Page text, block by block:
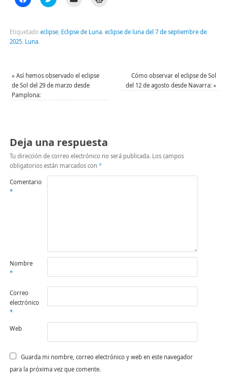
clic
Facebook
(Se
abre
clic
Twitter
(Se
enlace
por
(Se
abre
en
ventana
abre
en
Etiquetado eclipse, Eclipse de Luna, eclipse de luna del 7 de septiembre de
2025, Luna.
« Así hemos observado el eclipse
de Sol del 29 de marzo desde
Pamplona:
Cómo observar el eclipse de Sol
del 12 de agosto desde Navarra:»
Deja una respuesta
Tu dirección de correo electrónico no será publicada. Los campos
obligatorios están marcados con *
Comentario
*
Nombre
*
Correo
electrónico
*
Web
Guarda mi nombre, correo electrónico y web en este navegador
para la próxima vez que comente.